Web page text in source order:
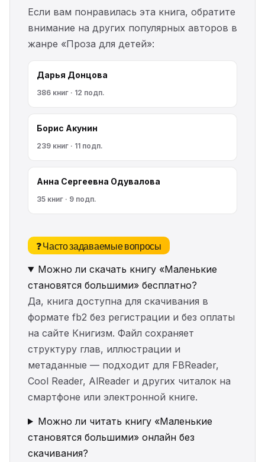
Если вам понравилась эта книга, обратите
внимание на других популярных авторов в
жанре «Проза для детей»:
Дарья Донцова
386 книг · 12 подп.
Борис Акунин
239 книг · 11 подп.
Анна Сергеевна Одувалова
35 книг · 9 подп.
❓ Часто задаваемые вопросы
Можно ли скачать книгу «Маленькие
становятся большими» бесплатно?
Да, книга доступна для скачивания в
формате fb2 без регистрации и без оплаты
на сайте Книгизм. Файл сохраняет
структуру глав, иллюстрации и
метаданные — подходит для FBReader,
Cool Reader, AlReader и других читалок на
смартфоне или электронной книге.
Можно ли читать книгу «Маленькие
становятся большими» онлайн без
скачивания?